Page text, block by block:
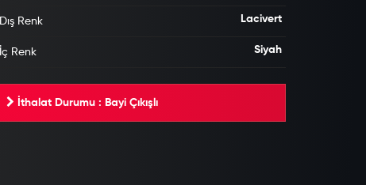
Dış Renk Lacivert
İç Renk Siyah
İthalat Durumu : Bayi Çıkışlı